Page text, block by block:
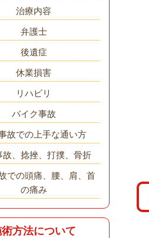
治療内容
弁護士
後遺症
休業損害
リハビリ
バイク事故
故での上手な通い方
故、捻挫、打撲、骨折
での頭痛、腰、肩、首
の痛み
方法について